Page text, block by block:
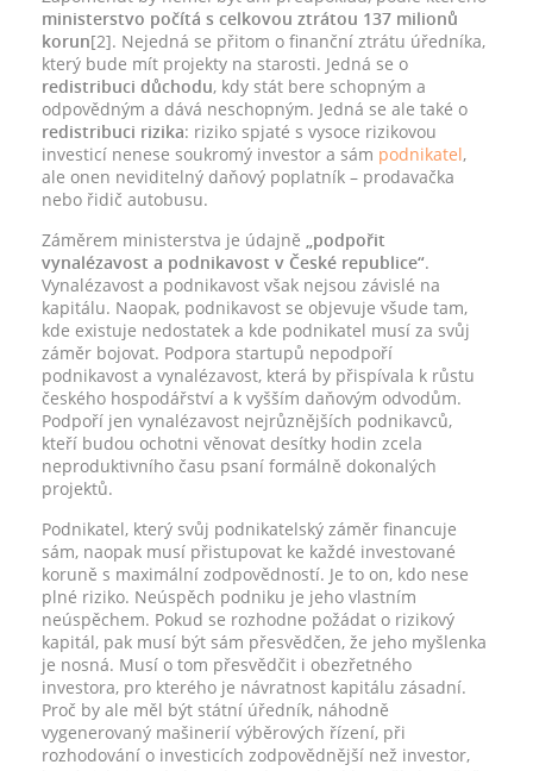
ministerstvo počítá s celkovou ztrátou 137 milionů
korun[2]. Nejedná se přitom o finanční ztrátu úředníka,
který bude mít projekty na starosti. Jedná se o
redistribuci důchodu, kdy stát bere schopným a
odpovědným a dává neschopným. Jedná se ale také o
redistribuci rizika: riziko spjaté s vysoce rizikovou
investicí nenese soukromý investor a sám podnikatel,
ale onen neviditelný daňový poplatník – prodavačka
nebo řidič autobusu.
Záměrem ministerstva je údajně „podpořit
vynalézavost a podnikavost v České republice“.
Vynalézavost a podnikavost však nejsou závislé na
kapitálu. Naopak, podnikavost se objevuje všude tam,
kde existuje nedostatek a kde podnikatel musí za svůj
záměr bojovat. Podpora startupů nepodpoří
podnikavost a vynalézavost, která by přispívala k růstu
českého hospodářství a k vyšším daňovým odvodům.
Podpoří jen vynalézavost nejrůznějších podnikavců,
kteří budou ochotni věnovat desítky hodin zcela
neproduktivního času psaní formálně dokonalých
projektů.
Podnikatel, který svůj podnikatelský záměr financuje
sám, naopak musí přistupovat ke každé investované
koruně s maximální zodpovědností. Je to on, kdo nese
plné riziko. Neúspěch podniku je jeho vlastním
neúspěchem. Pokud se rozhodne požádat o rizikový
kapitál, pak musí být sám přesvědčen, že jeho myšlenka
je nosná. Musí o tom přesvědčit i obezřetného
investora, pro kterého je návratnost kapitálu zásadní.
Proč by ale měl být státní úředník, náhodně
vygenerovaný mašinerií výběrových řízení, při
rozhodování o investicích zodpovědnější než investor,